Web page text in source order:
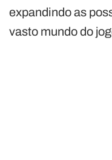
expandindo as
vasto mundo do